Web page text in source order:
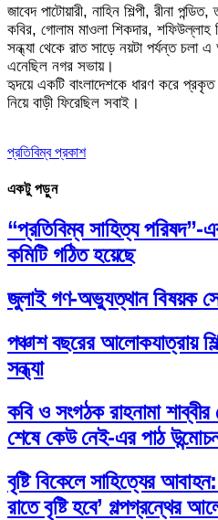
জাবেদ পাটোয়ারী, নাহিন শিল্পী, রীনা
কবির, গোলাম মাওলা শিকদার, শফিউল্লাহ
সন্ধ্যা থেকে রাত সাড়ে নয়টা পর্যন্ত চলা
এনেছিল নগর সভায়।
হৃদয়ে একটি বাংলাদেশকে ধারণ করে প্রকৃত
নিয়ে বাড়ী ফিরেছিল সবাই।
প্রতিবিম্ব প্রকাশ
একটু পড়ুন
“প্রতিবিম্ব সাহিত্য পরিষদ”-
কমিটি গঠিত হয়েছে
জুলাই গণ-অভ্যুত্থান বিষয়ক
পঞ্চাশ বছরের আলোকযাত্রায়
সন্ধ্যা
কবি ও সংগঠক রাহনামা শাব্বীর
শেষে কেউ নেই-এর পাঠ
বৃষ্টি বিকেলে সাহিত্যের
রাতে বৃষ্টি হবে’ গল্পগ্রন্থের